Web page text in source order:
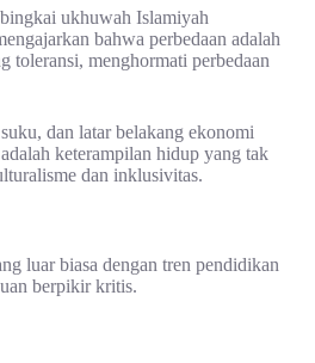
ukhuwah Islamiyah
bahwa perbedaan adalah
toleransi, menghormati perbedaan
dan latar belakang ekonomi
keterampilan hidup yang tak
dan inklusivitas.
luar biasa dengan tren pendidikan
berpikir kritis.